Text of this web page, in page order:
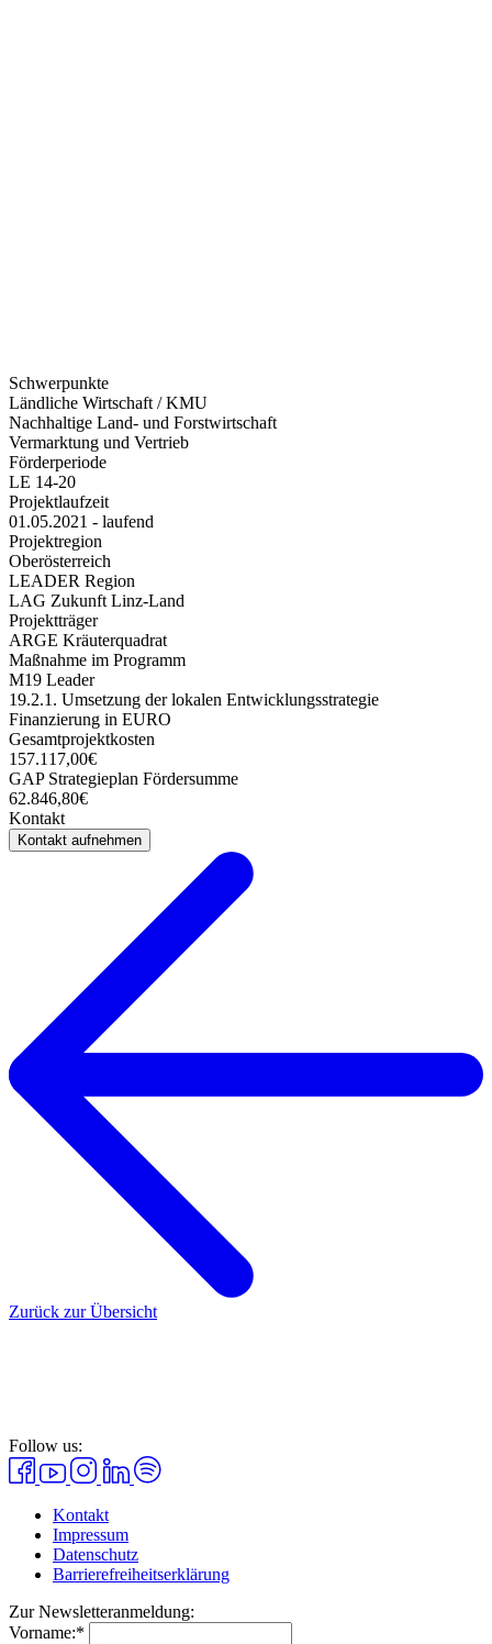
Schwerpunkte
Ländliche Wirtschaft / KMU
Nachhaltige Land- und Forstwirtschaft
Vermarktung und Vertrieb
Förderperiode
LE 14-20
Projektlaufzeit
01.05.2021 - laufend
Projektregion
Oberösterreich
LEADER Region
LAG Zukunft Linz-Land
Projektträger
ARGE Kräuterquadrat
Maßnahme im Programm
M19 Leader
19.2.1. Umsetzung der lokalen Entwicklungsstrategie
Finanzierung in EURO
Gesamtprojektkosten
157.117,00€
GAP Strategieplan Fördersumme
62.846,80€
Kontakt
Kontakt aufnehmen
Zurück zur Übersicht
Follow us:
Kontakt
Impressum
Datenschutz
Barrierefreiheitserklärung
Zur Newsletteranmeldung:
Vorname:*